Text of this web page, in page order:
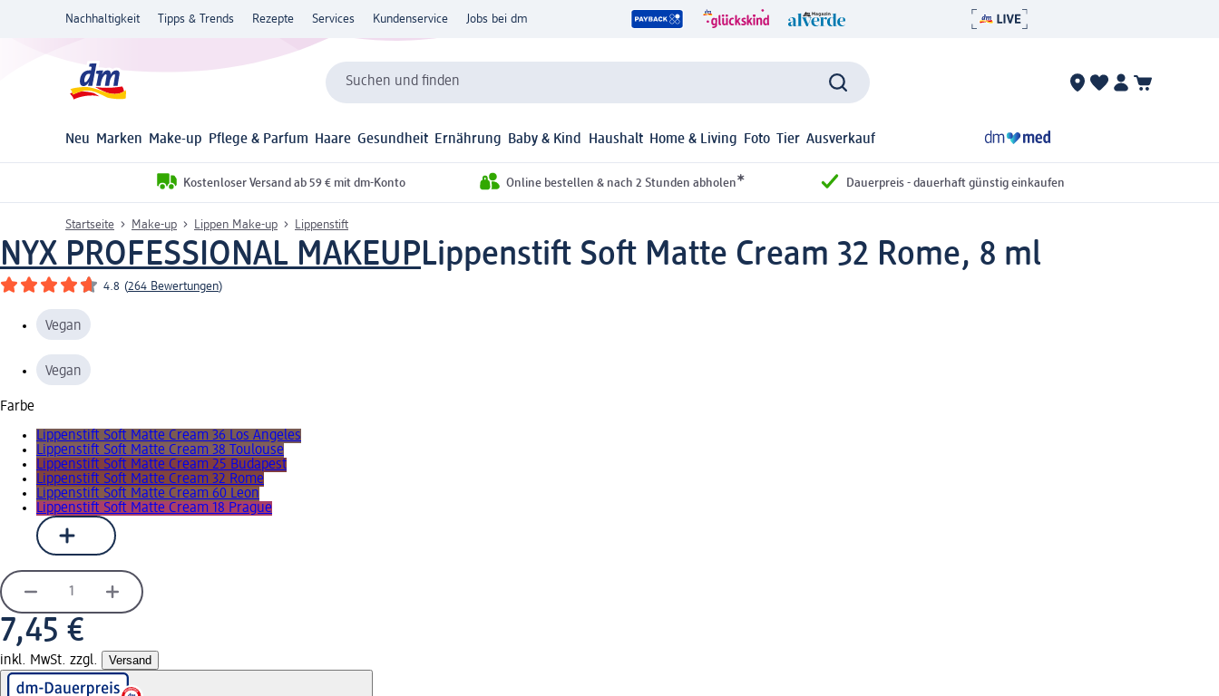
Nachhaltigkeit Tipps & Trends Rezepte Services Kundenservice Jobs bei dm
Suchen und finden
Neu Marken Make-up Pflege & Parfum Haare Gesundheit Ernährung Baby & Kind Haushalt Home & Living Foto Tier Ausverkauf
Kostenloser Versand ab 59 € mit dm-Konto Online bestellen & nach 2 Stunden abholen* Dauerpreis - dauerhaft günstig einkaufen
Startseite Make-up Lippen Make-up Lippenstift
NYX PROFESSIONAL MAKEUPLippenstift Soft Matte Cream 32 Rome, 8 ml
4.8 (264 Bewertungen)
Vegan
Vegan
Farbe
Lippenstift Soft Matte Cream 36 Los Angeles
Lippenstift Soft Matte Cream 38 Toulouse
Lippenstift Soft Matte Cream 25 Budapest
Lippenstift Soft Matte Cream 32 Rome
Lippenstift Soft Matte Cream 60 Leon
Lippenstift Soft Matte Cream 18 Prague
7,45 €
inkl. MwSt. zzgl. Versand